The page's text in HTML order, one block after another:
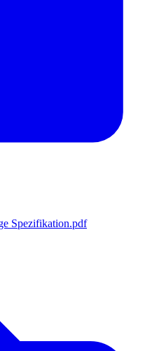
Spezifikation.pdf